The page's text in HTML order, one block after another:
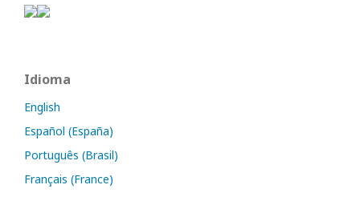
Idioma
English
Español (España)
Português (Brasil)
Français (France)